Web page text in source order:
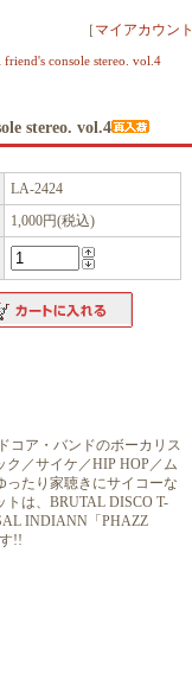
［ マイアカウント
console stereo. vol.4
stereo. vol.4
LA-2424
1,000円(税込)
コア・バンドのボーカリス
／サイケ／HIP HOP／ム
ったり家聴きにサイコーな
は、BRUTAL DISCO T-
INDIANN「PHAZZ
!!